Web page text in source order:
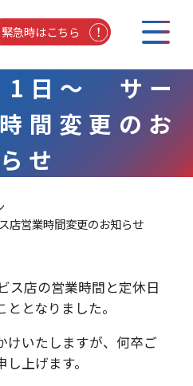
緊急時はこちら
日～ サー
間変更のお
せ
営業時間変更のお知らせ
ス店の営業時間と定休日
となりました。
けいたしますが、何卒ご
上げます。